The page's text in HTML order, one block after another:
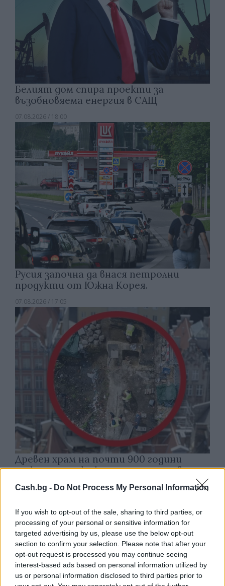
Cash.bg - Do Not Process My Personal Information
If you wish to opt-out of the sale, sharing to third parties, or
processing of your personal or sensitive information for
targeted advertising by us, please use the below opt-out
section to confirm your selection. Please note that after your
opt-out request is processed you may continue seeing
interest-based ads based on personal information utilized by
us or personal information disclosed to third parties prior to
Белият дом спира проекти за
възобновяема енергия в САЩ
07.08.2026 / 18:00
Русия започна да внася петролни
продукти от Южна Корея.
07.08.2026 / 17:05
Древен храм на почти 900 години
откриха под кафене за сладолед в
Полша